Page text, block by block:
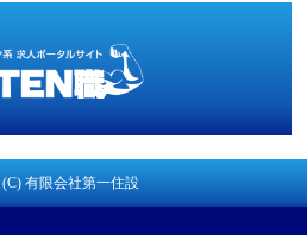
(C) 有限会社第一住設